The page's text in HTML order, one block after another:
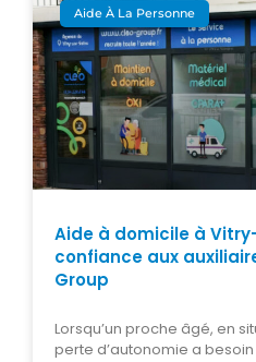
Aide À La Personne
Aide à domicile à
confiance aux
Group
Lorsqu’un proche âgé, en
perte d’autonomie a